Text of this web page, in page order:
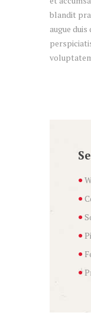
blandit
augue